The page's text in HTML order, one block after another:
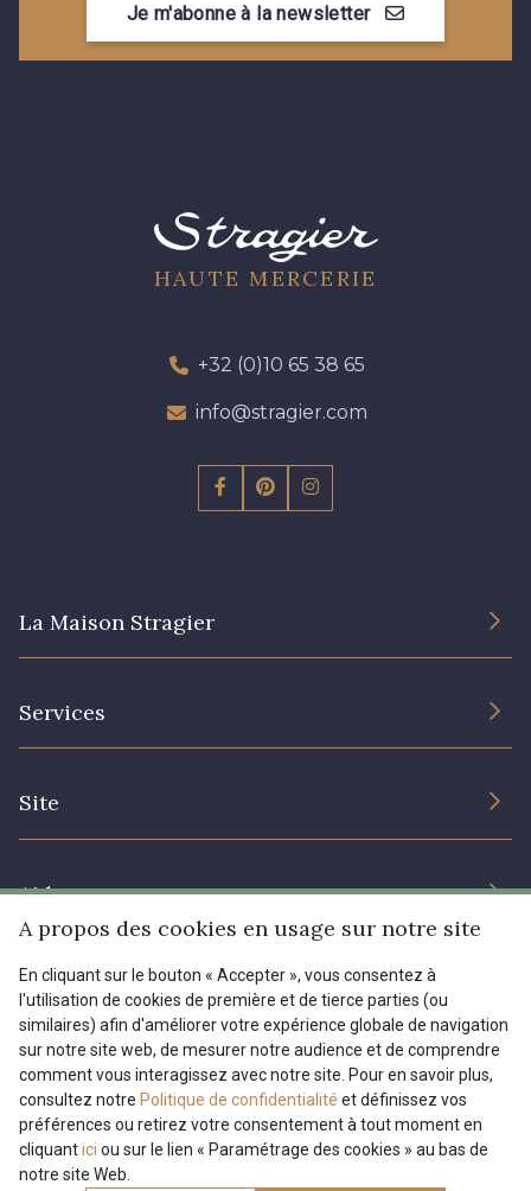
Je m'abonne à la newsletter
HAUTE MERCERIE
+32 (0)10 65 38 65
info@stragier.com
La Maison Stragier
Services
Site
Prix réduits
Aide
Livraison : France, Belgique, International
Retours & réclamations
FAQ - Questions fréquentes
Modes de paiements
Menu
Tous nos tissus
Magazine
FR EN
A propos des cookies en usage sur notre site
En cliquant sur le bouton « Accepter », vous consentez à
l'utilisation de cookies de première et de tierce parties (ou
similaires) afin d'améliorer votre expérience globale de navigation
sur notre site web, de mesurer notre audience et de comprendre
comment vous interagissez avec notre site. Pour en savoir plus,
consultez notre Politique de confidentialité et définissez vos
préférences ou retirez votre consentement à tout moment en
cliquantici ou sur le lien « Paramétrage des cookies » au bas de
notre site Web.